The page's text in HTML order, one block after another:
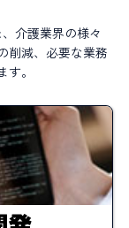
介護業界の様々
削減、必要な業務
。